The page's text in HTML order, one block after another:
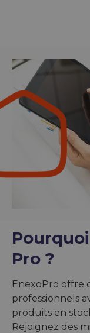
Pro ?
EnexoPro offre
professionnels
produits en
Rejoignez des